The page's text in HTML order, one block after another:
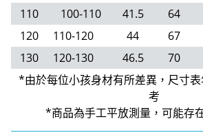
110
100-110 41.5 64
120
110-120 44 67
130
120-130 46.5 70
*由於每位小孩身材有所差異，尺寸
考
*商品為手工平放測量，可能存